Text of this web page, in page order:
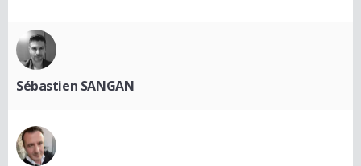
Sébastien SANGAN